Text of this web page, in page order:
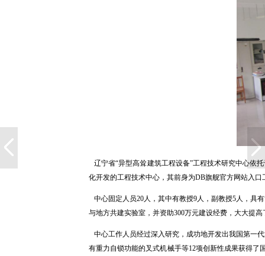
辽宁省“异型高耸建筑工程设备”工程技术研究中心依
化开发的工程技术中心，其前身为DB旗舰官方网站入
中心固定人员20人，其中有教授9人，副教授5人，具
与地方共建实验室，并资助300万元建设经费，大大提
中心工作人员经过深入研究，成功地开发出我国第一
有重力自锁功能的叉式机械手等12项创新性成果获得